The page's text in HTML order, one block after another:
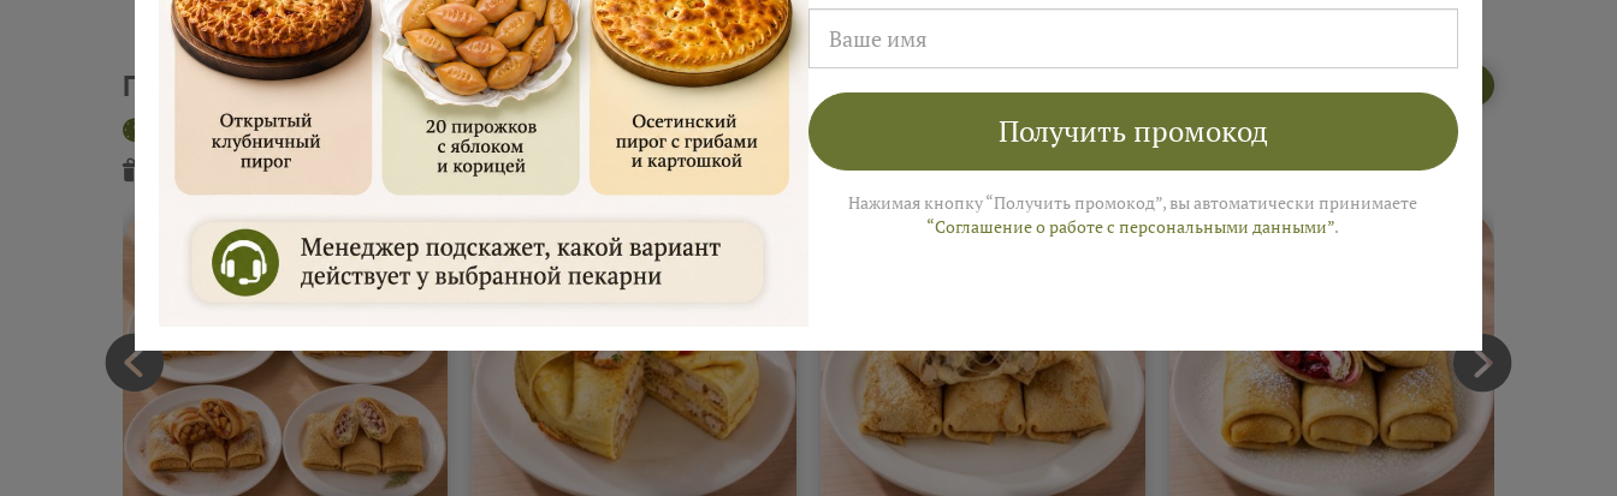
Пекарня "Русские блины" Открыть меню пекарни
Доставка сегодня Интервал 2 часа
На 4–6 человек ≈ 3 000 ₽
Подарокот пекарни Подарокот Ярмарки Пирогов
Получить промокод
Нажимая кнопку “Получить промокод”, вы автоматически принимаете
“Соглашение о работе с персональными данными”.